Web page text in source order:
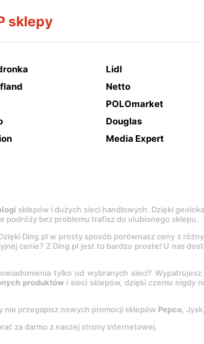
sklepy
Lidl
Netto
POLOmarket
Douglas
Media Expert
sklepów i dużych sieci handlowych. Dzięki
podróży bez problemu trafisz do ulubionego sklepu.
Dzięki Ding.pl w prosty sposób porównasz ceny z
cenie? Z Ding.pl jest to bardzo proste! U nas
tylko od wybranych sieci?
produktów i sieci sklepów, dzięki czemu nigdy
nie przegapisz nowych promocji sklepów Pepco, Jysk,
za darmo z naszej strony internetowej.